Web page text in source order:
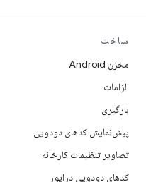
ساخت
مخزن Android
الزامات
بارگیری
پیش‌نمایش کدهای دودویی
تصاویر تنظیمات کارخانه
کدهای دودویی درایور